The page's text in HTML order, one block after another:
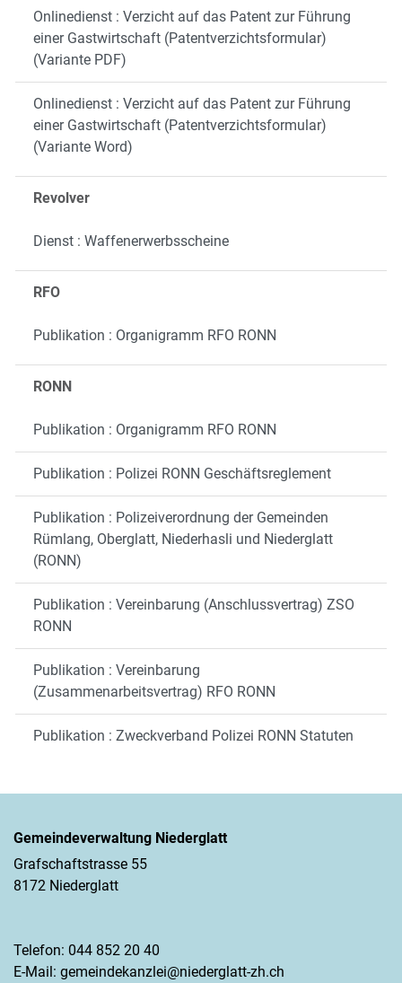
Onlinedienst : Verzicht auf das Patent zur Führung
einer Gastwirtschaft (Patentverzichtsformular)
(Variante PDF)
Onlinedienst : Verzicht auf das Patent zur Führung
einer Gastwirtschaft (Patentverzichtsformular)
(Variante Word)
Revolver
Dienst : Waffenerwerbsscheine
RFO
Publikation : Organigramm RFO RONN
RONN
Publikation : Organigramm RFO RONN
Publikation : Polizei RONN Geschäftsreglement
Publikation : Polizeiverordnung der Gemeinden
Rümlang, Oberglatt, Niederhasli und Niederglatt
(RONN)
Publikation : Vereinbarung (Anschlussvertrag) ZSO
RONN
Publikation : Vereinbarung
(Zusammenarbeitsvertrag) RFO RONN
Publikation : Zweckverband Polizei RONN Statuten
Gemeindeverwaltung Niederglatt
Grafschaftstrasse 55
8172 Niederglatt
Telefon: 044 852 20 40
E-Mail: gemeindekanzlei@niederglatt-zh.ch